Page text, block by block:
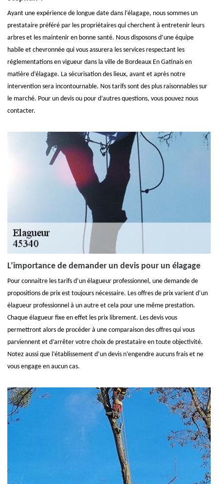
Ayant une expérience de longue date dans l’élagage, nous sommes un
prestataire préféré par les propriétaires qui cherchent à entretenir leurs
arbres et les maintenir en bonne santé. Nous disposons d’une équipe
habile et chevronnée qui vous assurera les services respectant les
réglementations en vigueur dans la ville de Bordeaux En Gatinais en
matière d’élagage. La sécurisation des lieux, avant et après notre
intervention sera incontournable. Nos tarifs sont des plus raisonnables sur
le marché. Pour un devis ou pour d’autres questions, vous pouvez nous
contacter.
L’importance de demander un devis pour un élagage
Pour connaitre les tarifs d’un élagueur professionnel, une demande de
propositions de prix est toujours nécessaire. Les offres de prix varient d’un
élagueur professionnel à un autre et cela pour une même prestation.
Chaque élagueur fixe en effet les prix librement. Les devis vous
permettront alors de procéder à une comparaison des offres qui vous
parviennent et d’arrêter votre choix de prestataire en toute objectivité.
Notez aussi que l’établissement d’un devis n’engendre aucuns frais et ne
vous engage en aucun cas.